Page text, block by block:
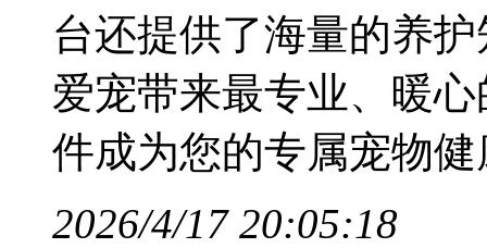
台还提供了海量的养
爱宠带来最专业、暖
件成为您的专属宠物
2026/4/17 20:05:18